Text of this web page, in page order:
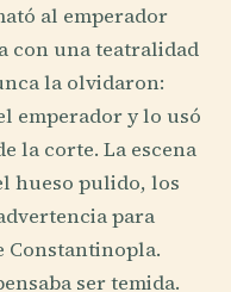
al emperador
con una teatralidad
la olvidaron:
emperador y lo usó
la corte. La escena
hueso pulido, los
para
Constantinopla.
ser temida.